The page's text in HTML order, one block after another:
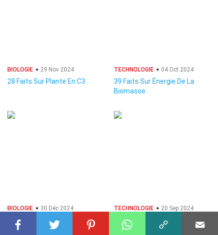
BIOLOGIE 29 Nov 2024
28 Faits Sur Plante En C3
TECHNOLOGIE 04 Oct 2024
39 Faits Sur Énergie De La
Biomasse
BIOLOGIE 30 Déc 2024
31 Faits Sur Plantes En C3
TECHNOLOGIE 20 Sep 2024
33 Faits Sur Sécurité Zero
Trust